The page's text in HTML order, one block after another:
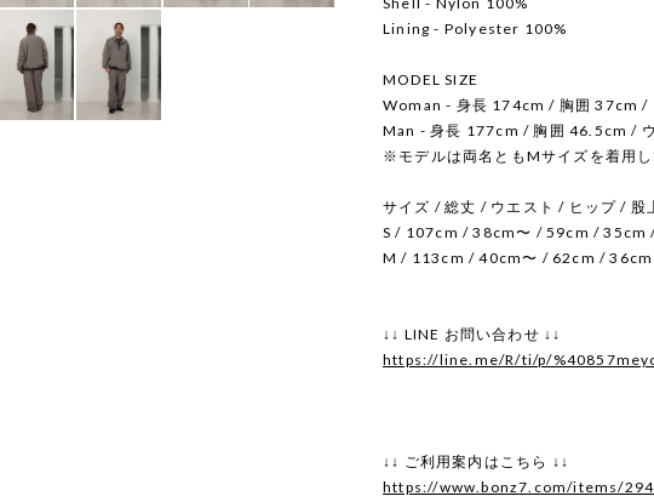
Lining - Polyester 100%
MODEL SIZE
Woman - 身長 174cm / 胸囲 37cm /
Man - 身長 177cm / 胸囲 46.5cm /
※モデルは両名ともMサイズを着用し
サイズ / 総丈 / ウエスト / ヒップ / 股
S / 107cm / 38cm〜 / 59cm / 35cm
M / 113cm / 40cm〜 / 62cm /
↓↓ LINE お問い合わせ ↓↓
https://line.me/R/ti/p/
↓↓ ご利用案内はこちら ↓↓
https://www.bonz7.com/items/